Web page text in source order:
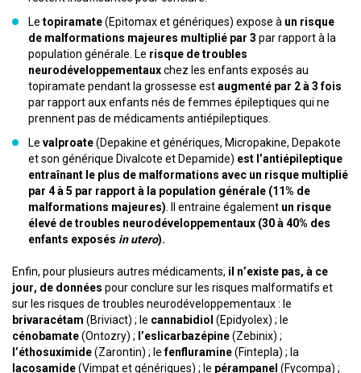
Le topiramate(Epitomax et génériques) expose à un risque
de malformations majeures multiplié par 3 par rapport à la
population générale. Le risque de troubles
neurodéveloppementauxchez les enfants exposés au
topiramate pendant la grossesse estaugmenté par 2 à 3 fois
par rapport aux enfants nés de femmes épileptiques qui ne
prennent pas de médicaments antiépileptiques.
Le valproate(Depakine et génériques, Micropakine, Depakote
et son générique Divalcote et Depamide) est l’antiépileptique
entraînant le plus de malformations avec un risque multiplié
par 4 à 5 par rapport à la population générale (11% de
malformations majeures) . Il entraine également un risque
élevé de troubles neurodéveloppementaux (30 à 40% des
enfants exposés in utero).
Enfin, pour plusieurs autres médicaments, il n’existe pas, à ce
jour, de données pour conclure sur les risques malformatifs et
sur les risques de troubles neurodéveloppementaux : le
brivaracétam (Briviact) ; le cannabidiol (Epidyolex) ; le
cénobamate(Ontozry) ; l’eslicarbazépine(Zebinix) ;
l’éthosuximide(Zarontin) ; lefenfluramine(Fintepla) ; la
lacosamide(Vimpat et génériques) ; le pérampanel (Fycompa) ;